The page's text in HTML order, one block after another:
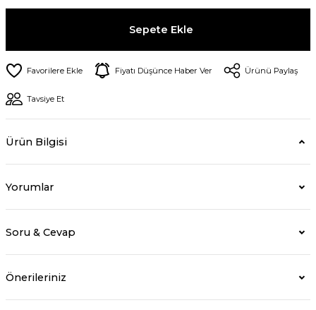
Sepete Ekle
Fiyatı Düşünce Haber Ver Ürünü Paylaş
Tavsiye Et
Ürün Bilgisi
Yorumlar
Soru & Cevap
Önerileriniz